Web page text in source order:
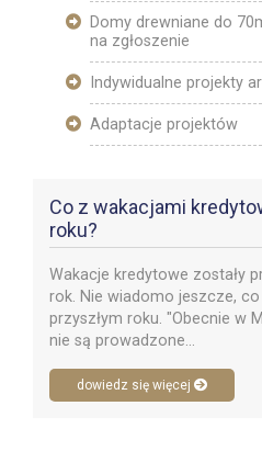
Domy drewniane do
na zgłoszenie
Indywidualne projekty
Adaptacje projektów
Co z wakacjami
roku?
Wakacje kredytowe zostały
rok. Nie wiadomo jeszcze,
przyszłym roku. "Obecnie w
nie są prowadzone...
dowiedz się więcej